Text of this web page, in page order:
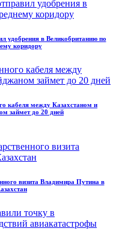
удобрения в Великобританию по
коридору
кабеля между Казахстаном и
займет до 20 дней
визита Владимира Путина в